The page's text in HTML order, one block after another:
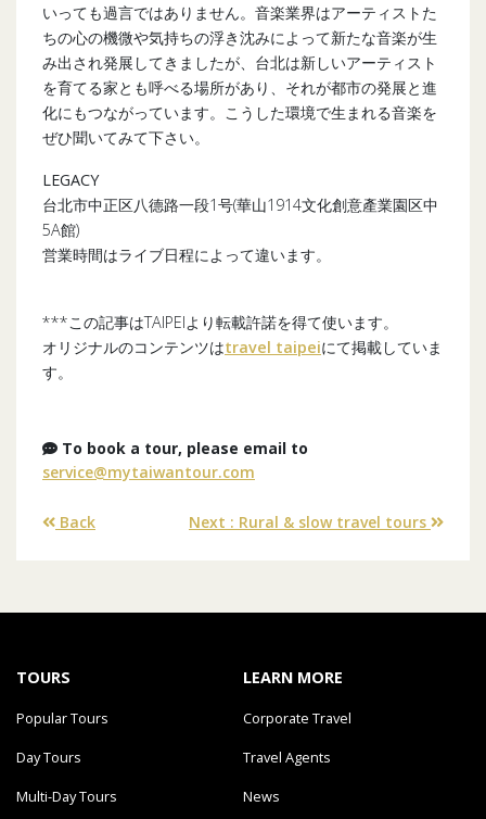
いっても過言ではありません。音楽業界はアーティストた
ちの心の機微や気持ちの浮き沈みによって新たな音楽が生
み出され発展してきましたが、台北は新しいアーティスト
を育てる家とも呼べる場所があり、それが都市の発展と進
化にもつながっています。こうした環境で生まれる音楽を
ぜひ聞いてみて下さい。
LEGACY
台北市中正区八德路一段1号(華山1914文化創意產業園区中
5A館)
営業時間はライブ日程によって違います。
***この記事はTAIPEIより転載許諾を得て使います。
オリジナルのコンテンツはtravel taipeiにて掲載していま
す。
To book a tour, please email to
service@mytaiwantour.com
Back Next : Rural & slow travel tours
TOURS
Popular Tours
Day Tours
Multi-Day Tours
LEARN MORE
Corporate Travel
Travel Agents
News